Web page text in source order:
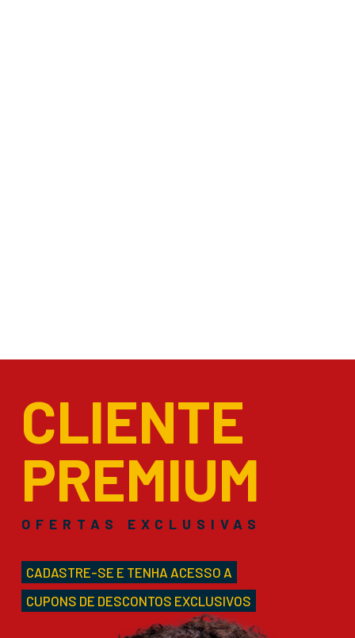
CLIENTE
PREMIUM
OFERTAS EXCLUSIVAS
CADASTRE-SE E TENHA ACESSO A
CUPONS DE DESCONTOS EXCLUSIVOS